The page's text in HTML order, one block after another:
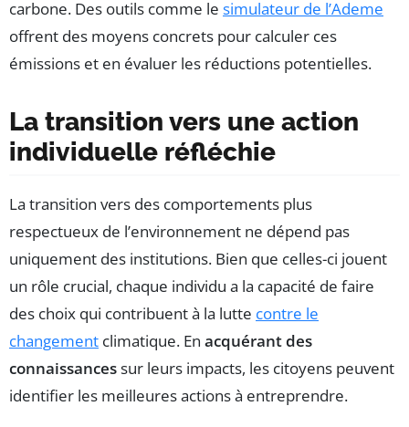
carbone. Des outils comme le simulateur de l’Ademe
offrent des moyens concrets pour calculer ces
émissions et en évaluer les réductions potentielles.
La transition vers une action
individuelle réfléchie
La transition vers des comportements plus
respectueux de l’environnement ne dépend pas
uniquement des institutions. Bien que celles-ci jouent
un rôle crucial, chaque individu a la capacité de faire
des choix qui contribuent à la lutte contre le
changement climatique. En acquérant des
connaissancessur leurs impacts, les citoyens peuvent
identifier les meilleures actions à entreprendre.